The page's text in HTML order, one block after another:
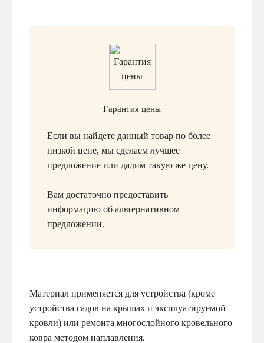
Гарантия цены
Если вы найдете данный товар по более
низкой цене, мы сделаем лучшее
предложение или дадим такую же цену.
Вам достаточно предоставить
информацию об альтернативном
предложении.
Материал применяется для устройства (кроме
устройства садов на крышах и эксплуатируемой
кровли) или ремонта многослойного кровельного
ковра методом наплавления.